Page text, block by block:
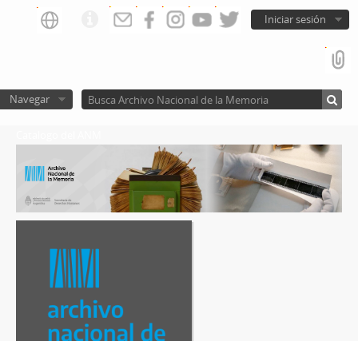
Iniciar sesión
Navegar